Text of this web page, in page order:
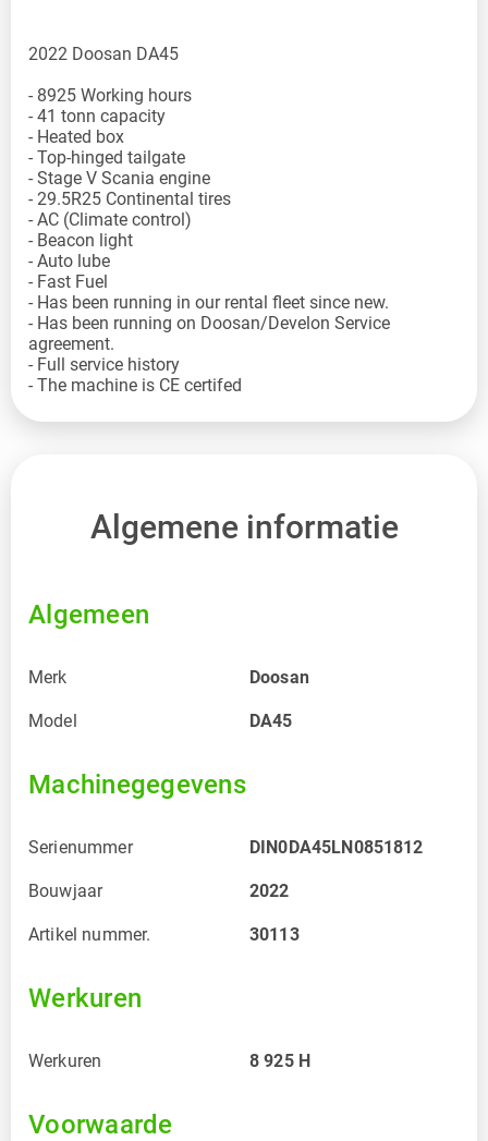
2022 Doosan DA45
- 8925 Working hours
- 41 tonn capacity
- Heated box
- Top-hinged tailgate
- Stage V Scania engine
- 29.5R25 Continental tires
- AC (Climate control)
- Beacon light
- Auto lube
- Fast Fuel
- Has been running in our rental fleet since new.
- Has been running on Doosan/Develon Service
agreement.
- Full service history
Algemene informatie
Algemeen
Merk Doosan
Model DA45
Machinegegevens
Serienummer DIN0DA45LN0851812
Bouwjaar 2022
Artikel nummer. 30113
Werkuren
Werkuren 8 925 H
Voorwaarde